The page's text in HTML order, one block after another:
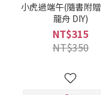
小虎過端午(隨書附贈 端午
龍舟 DIY)
NT$315
NT$350